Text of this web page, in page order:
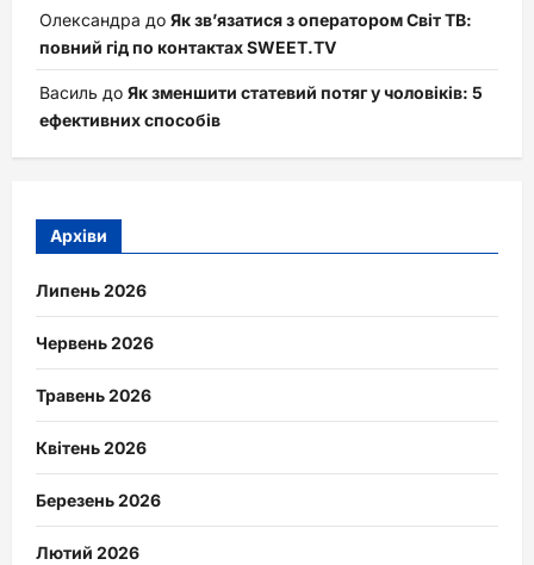
Олександра до Як зв’язатися з оператором Світ ТВ:
повний гід по контактах SWEET.TV
Василь до Як зменшити статевий потяг у чоловіків: 5
ефективних способів
Архіви
Липень 2026
Червень 2026
Травень 2026
Квітень 2026
Березень 2026
Лютий 2026